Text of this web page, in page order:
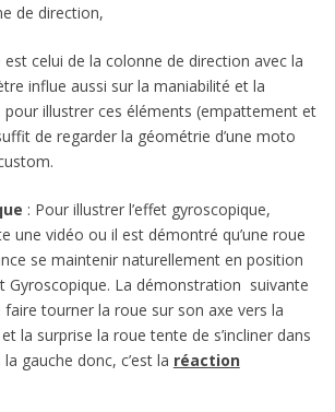
de direction,
est celui de la colonne de direction avec la
influe aussi sur la maniabilité et la
illustrer ces éléments (empattement et
de regarder la géométrie d’une moto
: Pour illustrer l’effet gyroscopique,
une vidéo ou il est démontré qu’une roue
se maintenir naturellement en position
Gyroscopique. La démonstration suivante
tourner la roue sur son axe vers la
la surprise la roue tente de s’incliner dans
gauche donc, c’est la réaction